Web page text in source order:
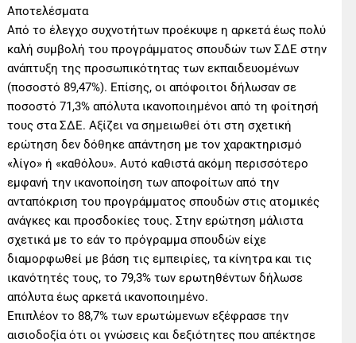
Αποτελέσματα
Από το έλεγχο συχνοτήτων προέκυψε η αρκετά έως πολύ
καλή συμβολή του προγράμματος σπουδών των ΣΔΕ στην
ανάπτυξη της προσωπικότητας των εκπαιδευομένων
(ποσοστό 89,47%). Επίσης, οι απόφοιτοι δήλωσαν σε
ποσοστό 71,3% απόλυτα ικανοποιημένοι από τη φοίτησή
τους στα ΣΔΕ. Αξίζει να σημειωθεί ότι στη σχετική
ερώτηση δεν δόθηκε απάντηση με τον χαρακτηρισμό
«λίγο» ή «καθόλου». Αυτό καθιστά ακόμη περισσότερο
εμφανή την ικανοποίηση των αποφοίτων από την
ανταπόκριση του προγράμματος σπουδών στις ατομικές
ανάγκες και προσδοκίες τους. Στην ερώτηση μάλιστα
σχετικά με το εάν το πρόγραμμα σπουδών είχε
διαμορφωθεί με βάση τις εμπειρίες, τα κίνητρα και τις
ικανότητές τους, το 79,3% των ερωτηθέντων δήλωσε
απόλυτα έως αρκετά ικανοποιημένο.
Επιπλέον το 88,7% των ερωτώμενων εξέφρασε την
αισιοδοξία ότι οι γνώσεις και δεξιότητες που απέκτησε